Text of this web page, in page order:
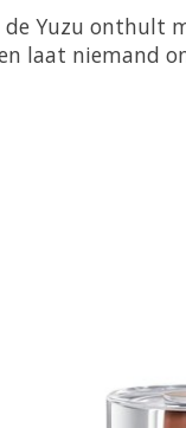
de Yuzu
laat niemand